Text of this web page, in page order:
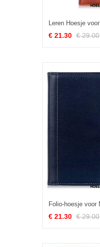
€ 21.30 € 29.00
€ 21.30 € 29.00